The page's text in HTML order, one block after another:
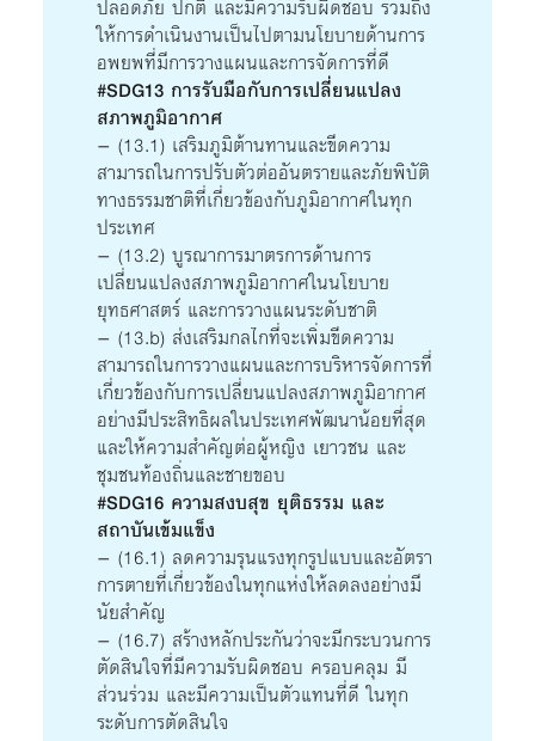
ปลอดภัย ปกติ และมีความรับผิดชอบ รวมถึง
ให้การดำเนินงานเป็นไปตามนโยบายด้านการ
อพยพที่มีการวางแผนและการจัดการที่ดี
#SDG13 การรับมือกับการเปลี่ยนแปลง
สภาพภูมิอากาศ
– (13.1) เสริมภูมิต้านทานและขีดความ
สามารถในการปรับตัวต่ออันตรายและภัยพิบัติ
ทางธรรมชาติที่เกี่ยวข้องกับภูมิอากาศในทุก
ประเทศ
– (13.2) บูรณาการมาตรการด้านการ
เปลี่ยนแปลงสภาพภูมิอากาศในนโยบาย
ยุทธศาสตร์ และการวางแผนระดับชาติ
– (13.b) ส่งเสริมกลไกที่จะเพิ่มขีดความ
สามารถในการวางแผนและการบริหารจัดการที่
เกี่ยวข้องกับการเปลี่ยนแปลงสภาพภูมิอากาศ
อย่างมีประสิทธิผลในประเทศพัฒนาน้อยที่สุด
และให้ความสำคัญต่อผู้หญิง เยาวชน และ
ชุมชนท้องถิ่นและชายขอบ
#SDG16 ความสงบสุข ยุติธรรม และ
สถาบันเข้มแข็ง
– (16.1) ลดความรุนแรงทุกรูปแบบและอัตรา
การตายที่เกี่ยวข้องในทุกแห่งให้ลดลงอย่างมี
นัยสำคัญ
– (16.7) สร้างหลักประกันว่าจะมีกระบวนการ
ตัดสินใจที่มีความรับผิดชอบ ครอบคลุม มี
ส่วนร่วม และมีความเป็นตัวแทนที่ดี ในทุก
ระดับการตัดสินใจ